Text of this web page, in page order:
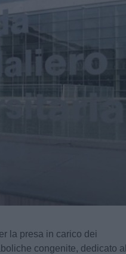
la presa in carico dei
congenite, dedicato al